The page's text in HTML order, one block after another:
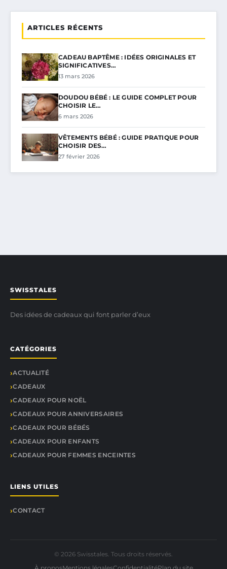
ARTICLES RÉCENTS
CADEAU BAPTÊME : IDÉES ORIGINALES ET
SIGNIFICATIVES…
13 mars 2026
DOUDOU BÉBÉ : LE GUIDE COMPLET POUR
CHOISIR LE…
6 mars 2026
VÊTEMENTS BÉBÉ : GUIDE PRATIQUE POUR
CHOISIR DES…
27 février 2026
SWISSTALES
Des idées de cadeaux qui font parler d’eux
CATÉGORIES
ACTUALITÉ
CADEAUX
CADEAUX POUR NOËL
CADEAUX POUR ANNIVERSAIRES
CADEAUX POUR BÉBÉS
CADEAUX POUR ENFANTS
CADEAUX POUR FEMMES ENCEINTES
LIENS UTILES
CONTACT
© 2026 Swisstales. Tous droits réservés.